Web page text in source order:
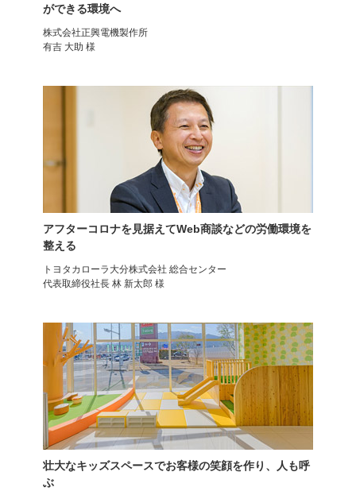
オフィスチェア
エルゴヒューマン プロ2
オフィスチェア
オカムラ コンテッサセコンダ
オカムラ フィノラ
オフィスチェア
オカムラ シルフィー
オフィスチェア
ができる環境へ
株式会社正興電機製作所
有吉 大助 様
アフターコロナを見据えてWeb商談などの労働環境を
整える
トヨタカローラ大分株式会社 総合センター
代表取締役社長 林 新太郎 様
壮大なキッズスペースでお客様の笑顔を作り、人も呼
ぶ